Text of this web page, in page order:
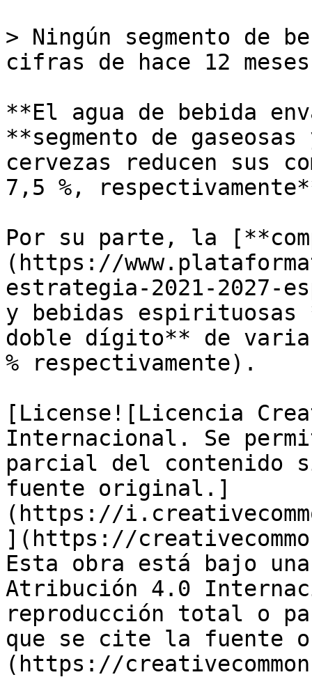
> Ningún segmento de
cifras de hace 12 meses
**El agua de bebida
**segmento de
cervezas reducen sus
7,5 %,
Por su parte, la
(https://
estrategia-2021-2027-
y bebidas espirituosas
doble dígito** de
% respectivamente).
[License![Licencia
Internacional. Se
parcial del contenido
fuente original.]
(https://
](https://
Esta obra está bajo
Atribución 4.0
reproducción total o
que se cite la fuente
(https://